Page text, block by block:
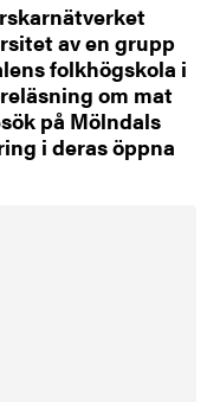
av en grupp
folkhögskola i
om mat
på Mölndals
i deras öppna